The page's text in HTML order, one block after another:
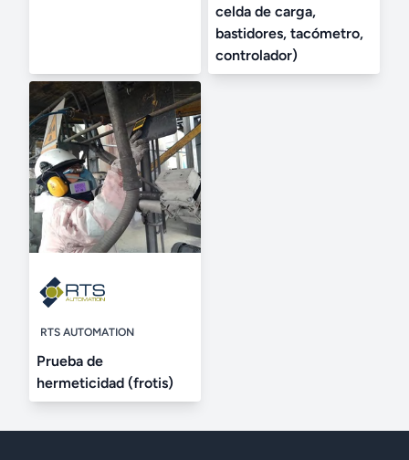
celda de carga,
bastidores, tacómetro,
controlador)
RTS AUTOMATION
Prueba de
hermeticidad (frotis)